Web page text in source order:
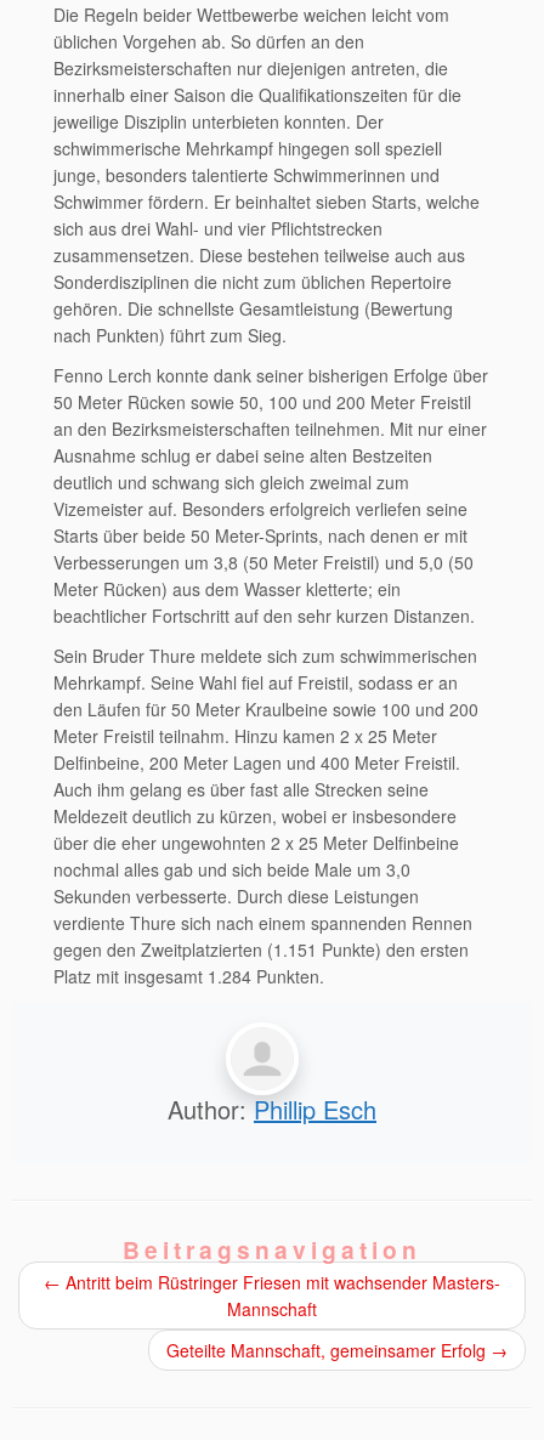
Die Regeln beider Wettbewerbe weichen leicht vom
üblichen Vorgehen ab. So dürfen an den
Bezirksmeisterschaften nur diejenigen antreten, die
innerhalb einer Saison die Qualifikationszeiten für die
jeweilige Disziplin unterbieten konnten. Der
schwimmerische Mehrkampf hingegen soll speziell
junge, besonders talentierte Schwimmerinnen und
Schwimmer fördern. Er beinhaltet sieben Starts, welche
sich aus drei Wahl- und vier Pflichtstrecken
zusammensetzen. Diese bestehen teilweise auch aus
Sonderdisziplinen die nicht zum üblichen Repertoire
gehören. Die schnellste Gesamtleistung (Bewertung
nach Punkten) führt zum Sieg.
Fenno Lerch konnte dank seiner bisherigen Erfolge über
50 Meter Rücken sowie 50, 100 und 200 Meter Freistil
an den Bezirksmeisterschaften teilnehmen. Mit nur einer
Ausnahme schlug er dabei seine alten Bestzeiten
deutlich und schwang sich gleich zweimal zum
Vizemeister auf. Besonders erfolgreich verliefen seine
Starts über beide 50 Meter-Sprints, nach denen er mit
Verbesserungen um 3,8 (50 Meter Freistil) und 5,0 (50
Meter Rücken) aus dem Wasser kletterte; ein
beachtlicher Fortschritt auf den sehr kurzen Distanzen.
Sein Bruder Thure meldete sich zum schwimmerischen
Mehrkampf. Seine Wahl fiel auf Freistil, sodass er an
den Läufen für 50 Meter Kraulbeine sowie 100 und 200
Meter Freistil teilnahm. Hinzu kamen 2 x 25 Meter
Delfinbeine, 200 Meter Lagen und 400 Meter Freistil.
Auch ihm gelang es über fast alle Strecken seine
Meldezeit deutlich zu kürzen, wobei er insbesondere
über die eher ungewohnten 2 x 25 Meter Delfinbeine
nochmal alles gab und sich beide Male um 3,0
Sekunden verbesserte. Durch diese Leistungen
verdiente Thure sich nach einem spannenden Rennen
gegen den Zweitplatzierten (1.151 Punkte) den ersten
Platz mit insgesamt 1.284 Punkten.
Author:Phillip Esch
Beitragsnavigation
← Antritt beim Rüstringer Friesen mit wachsender Masters-
Mannschaft
Geteilte Mannschaft, gemeinsamer Erfolg →